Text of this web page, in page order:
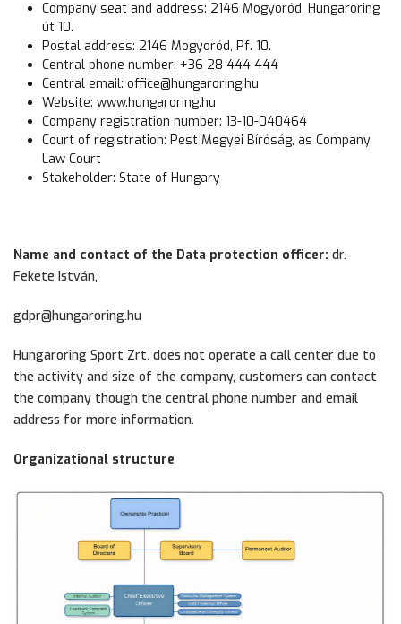
Company seat and address: 2146 Mogyoród, Hungaroring
út 10.
Postal address: 2146 Mogyoród, Pf. 10.
Central phone number: +36 28 444 444
Central email: office@hungaroring.hu
Website: www.hungaroring.hu
Company registration number: 13-10-040464
Court of registration: Pest Megyei Bíróság, as Company
Law Court
Stakeholder: State of Hungary
Name and contact of the Data protection officer: dr.
Fekete István,
gdpr@hungaroring.hu
Hungaroring Sport Zrt. does not operate a call center due to
the activity and size of the company, customers can contact
the company though the central phone number and email
address for more information.
Organizational structure